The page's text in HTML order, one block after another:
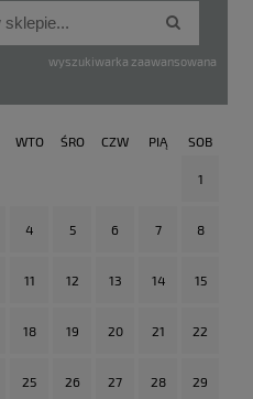
wyszukiwarka zaawansowana
WTO ŚRO CZW PIĄ SOB
1
4 5 6 7 8
11 12 13 14 15
18 19 20 21 22
25 26 27 28 29